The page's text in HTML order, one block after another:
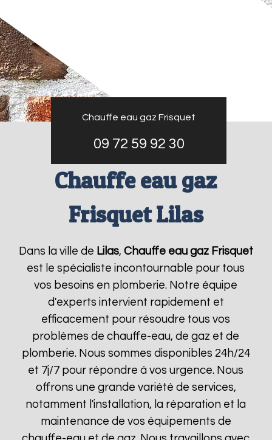
Chauffe eau gaz Frisquet
09 72 59 92 30
Chauffe eau gaz
Frisquet Lilas
Dans la ville de Lilas, Chauffe eau gaz Frisquet
est le spécialiste incontournable pour tous
vos besoins en plomberie. Notre équipe
d'experts intervient rapidement et
efficacement pour résoudre tous vos
problèmes de chauffe-eau, de gaz et de
plomberie. Nous sommes disponibles 24h/24
et 7j/7 pour répondre à vos urgence. Nous
offrons une grande variété de services,
notamment l'installation, la réparation et la
maintenance de vos équipements de